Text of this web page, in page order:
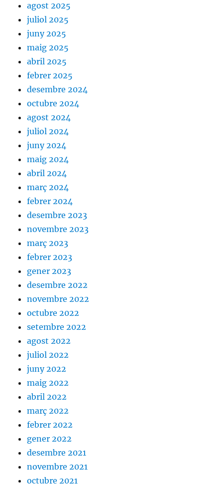
agost 2025
juliol 2025
juny 2025
maig 2025
abril 2025
febrer 2025
desembre 2024
octubre 2024
agost 2024
juliol 2024
juny 2024
maig 2024
abril 2024
març 2024
febrer 2024
desembre 2023
novembre 2023
març 2023
febrer 2023
gener 2023
desembre 2022
novembre 2022
octubre 2022
setembre 2022
agost 2022
juliol 2022
juny 2022
maig 2022
abril 2022
març 2022
febrer 2022
gener 2022
desembre 2021
novembre 2021
octubre 2021